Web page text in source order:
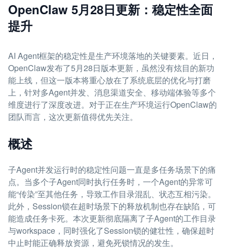
OpenClaw 5月28日更新：稳定性全面
提升
AI Agent框架的稳定性是生产环境落地的关键要素。近日，
OpenClaw发布了5月28日版本更新，虽然没有炫目的新功
能上线，但这一版本将重心放在了系统底层的优化与打磨
上，针对多Agent并发、消息渠道安全、移动端体验等多个
维度进行了深度改进。对于正在生产环境运行OpenClaw的
团队而言，这次更新值得优先关注。
概述
子Agent并发运行时的稳定性问题一直是多任务场景下的痛
点。当多个子Agent同时执行任务时，一个Agent的异常可
能“传染”至其他任务，导致工作目录混乱、状态互相污染。
此外，Session锁在超时场景下的释放机制也存在缺陷，可
能造成任务卡死。本次更新彻底隔离了子Agent的工作目录
与workspace，同时强化了Session锁的健壮性，确保超时
中止时能正确释放资源，避免死锁情况的发生。